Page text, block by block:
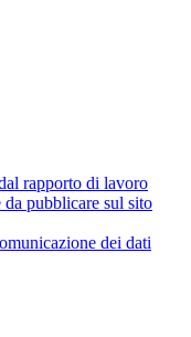
rapporto di lavoro
da pubblicare sul sito
dei dati